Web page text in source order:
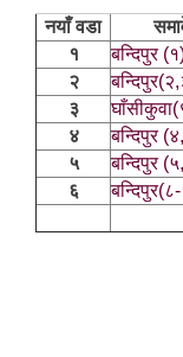
नयाँ वडा
१
बन्दिपुर
२
३
४
बन्दिपुर
५
बन्दिपुर
६